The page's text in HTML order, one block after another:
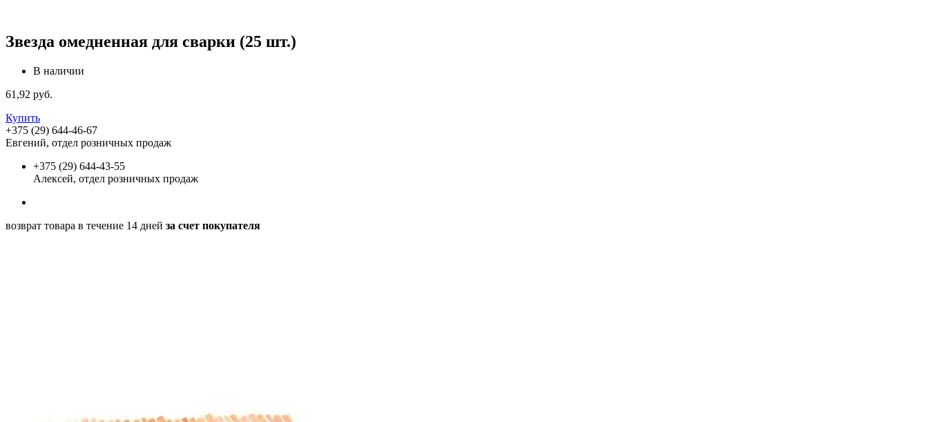
Звезда омедненная для сварки (25 шт.)
В наличии
61,92 руб.
Купить
+375 (29) 644-46-67
Евгений, отдел розничных продаж
+375 (29) 644-43-55
Алексей, отдел розничных продаж
возврат товара в течение 14 дней за счет покупателя